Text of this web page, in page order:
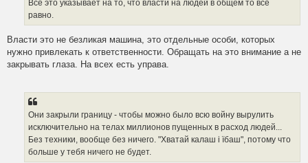
Всё это указывает на то, что власти на людей в общем то всё
равно.
Власти это не безликая машина, это отдельные особи, которых
нужно привлекать к ответственности. Обращать на это внимание а не
закрывать глаза. На всех есть управа.
Они закрыли границу - чтобы можно было всю войну вырулить
исключительно на телах миллионов пущенных в расход людей...
Без техники, вообще без ничего. "Хватай калаш i їбаш", потому что
больше у тебя ничего не будет.